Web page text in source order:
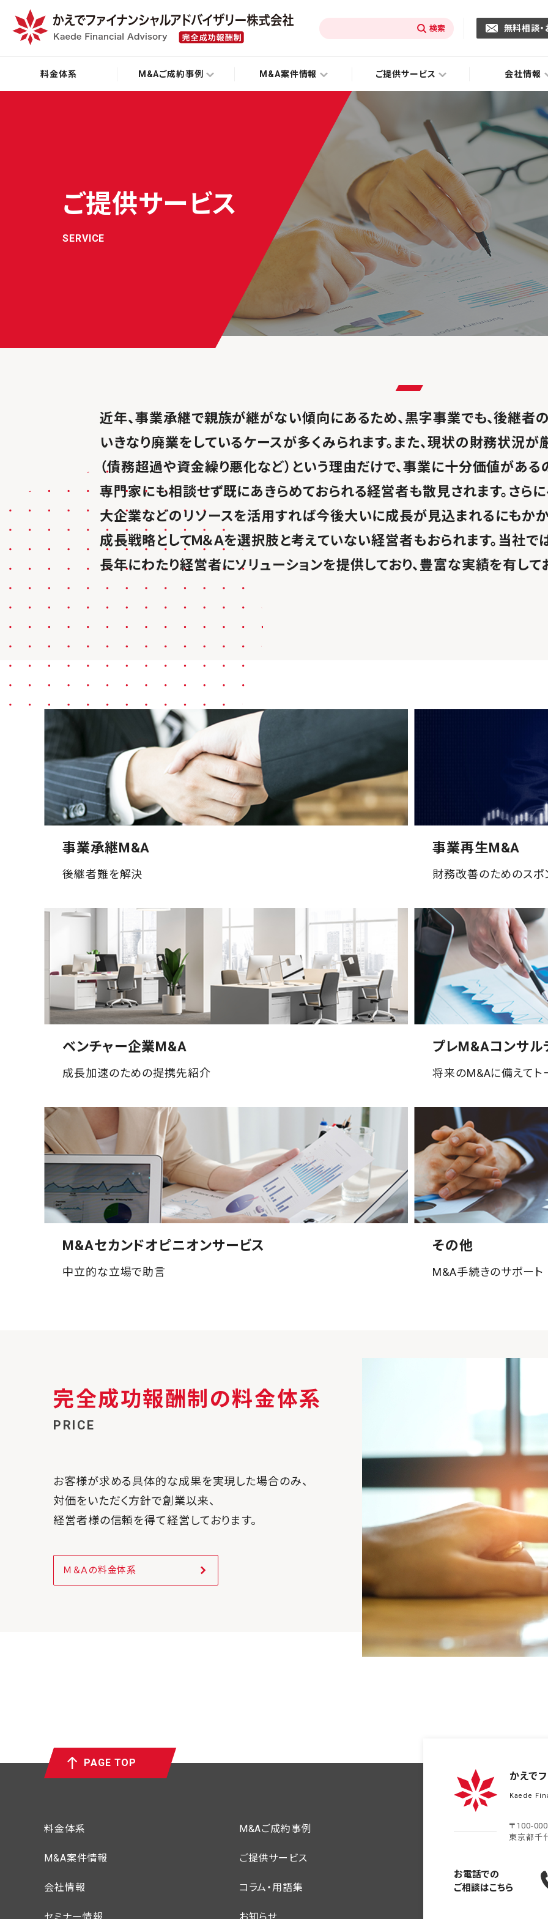
無料相談
料金体系 M&Aご成約事例 M&A案件情報 ご提供サービス 会社情報
ご提供サービス
SERVICE
近年、事業承継で親族が継がない傾向にあるため、黒字事業でも、後継者
いきなり廃業をしているケースが多くみられます。 また、現状の財務状況が
（債務超過や資金繰り悪化など）という理由だけで、事業に十分価値がある
専門家にも相談せず既にあきらめておられる経営者も散見されます。 さら
大企業などのリソースを活用すれば今後大いに成長が見込まれるにもかか
成長戦略としてＭ＆Ａを選択肢と考えていない経営者もおられます。 当社で
長年にわたり経営者にソリューションを提供しており、豊富な実績を有して
事業承継M&A
後継者難を解決
事業再生M&A
財務改善のためのスポ
ベンチャー企業M&A
成長加速のための提携先紹介
プレM&Aコンサル
将来のM&Aに備えてト
M&Aセカンドオピニオンサービス
中立的な立場で助言
その他
M&A手続きのサポート
完全成功報酬制の料金体系
PRICE
お客様が求める具体的な成果を実現した場合のみ、
対価をいただく方針で創業以来、
経営者様の信頼を得て経営しております。
Ｍ＆Ａの料金体系
PAGE TOP
料金体系 M&Aご成約事例
M&A案件情報 ご提供サービス
会社情報 コラム・用語集
かえで
Kaede
〒100-
東京都千
お電話での
ご相談はこちら